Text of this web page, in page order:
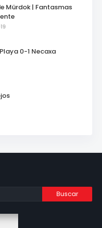
Mürdok | Fantasmas
0-1 Necaxa